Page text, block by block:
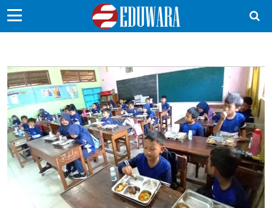
Sekolah Kita
Vokasi
Kampus
Idea
Sains
EduDana